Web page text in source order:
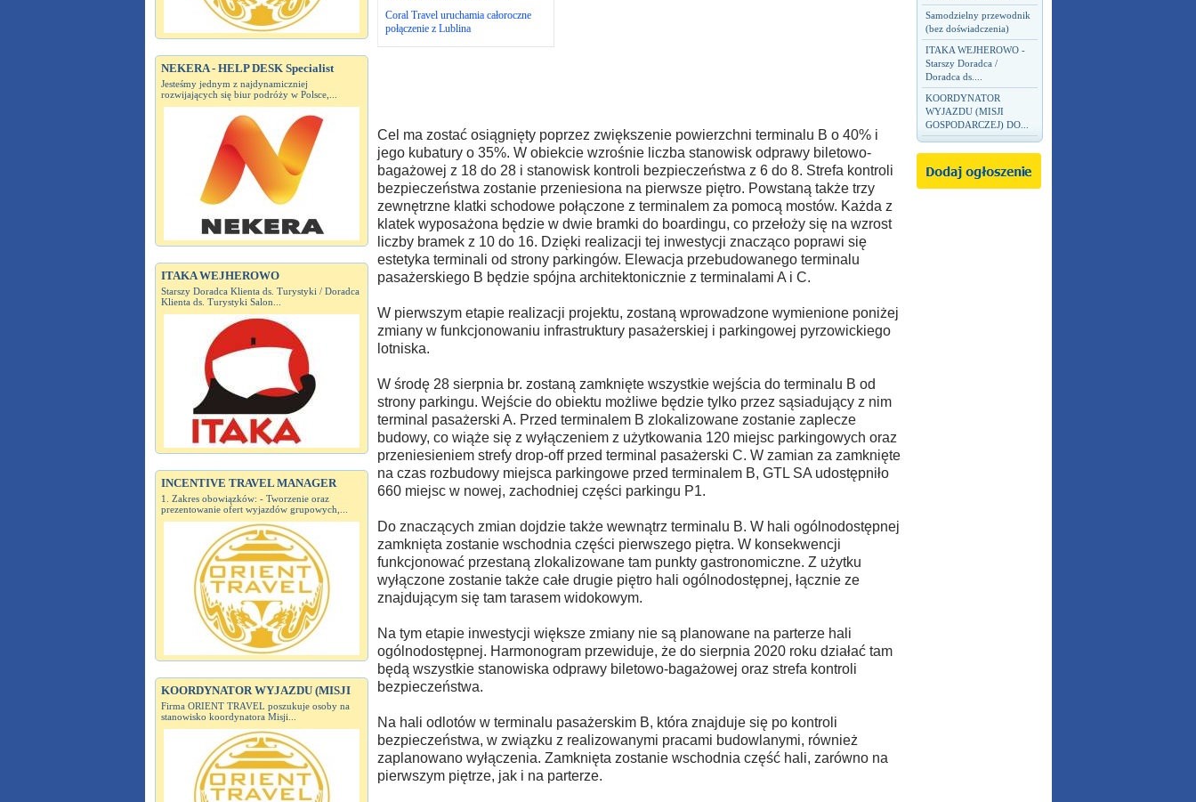
NEKERA - HELP DESK Specialist
Jesteśmy jednym z najdynamiczniej
rozwijających się biur podróży w Polsce,...
ITAKA WEJHEROWO
Starszy Doradca Klienta ds. Turystyki / Doradca
Klienta ds. Turystyki Salon...
INCENTIVE TRAVEL MANAGER
1. Zakres obowiązków: - Tworzenie oraz
prezentowanie ofert wyjazdów grupowych,...
KOORDYNATOR WYJAZDU (MISJI
Firma ORIENT TRAVEL poszukuje osoby na
stanowisko koordynatora Misji...
Samodzielny przewodnik
(bez doświadczenia)
ITAKA WEJHEROWO -
Starszy Doradca /
Doradca ds....
KOORDYNATOR
WYJAZDU (MISJI
GOSPODARCZEJ) DO...
Coral Travel uruchamia całoroczne
połączenie z Lublina
Cel ma zostać osiągnięty poprzez zwiększenie powierzchni terminalu B o 40% i
jego kubatury o 35%. W obiekcie wzrośnie liczba stanowisk odprawy biletowo-
bagażowej z 18 do 28 i stanowisk kontroli bezpieczeństwa z 6 do 8. Strefa kontroli
bezpieczeństwa zostanie przeniesiona na pierwsze piętro. Powstaną także trzy
zewnętrzne klatki schodowe połączone z terminalem za pomocą mostów. Każda z
klatek wyposażona będzie w dwie bramki do boardingu, co przełoży się na wzrost
liczby bramek z 10 do 16. Dzięki realizacji tej inwestycji znacząco poprawi się
estetyka terminali od strony parkingów. Elewacja przebudowanego terminalu
pasażerskiego B będzie spójna architektonicznie z terminalami A i C.
W pierwszym etapie realizacji projektu, zostaną wprowadzone wymienione poniżej
zmiany w funkcjonowaniu infrastruktury pasażerskiej i parkingowej pyrzowickiego
lotniska.
W środę 28 sierpnia br. zostaną zamknięte wszystkie wejścia do terminalu B od
strony parkingu. Wejście do obiektu możliwe będzie tylko przez sąsiadujący z nim
terminal pasażerski A. Przed terminalem B zlokalizowane zostanie zaplecze
budowy, co wiąże się z wyłączeniem z użytkowania 120 miejsc parkingowych oraz
przeniesieniem strefy drop-off przed terminal pasażerski C. W zamian za zamknięte
na czas rozbudowy miejsca parkingowe przed terminalem B, GTL SA udostępniło
660 miejsc w nowej, zachodniej części parkingu P1.
Do znaczących zmian dojdzie także wewnątrz terminalu B. W hali ogólnodostępnej
zamknięta zostanie wschodnia części pierwszego piętra. W konsekwencji
funkcjonować przestaną zlokalizowane tam punkty gastronomiczne. Z użytku
wyłączone zostanie także całe drugie piętro hali ogólnodostępnej, łącznie ze
znajdującym się tam tarasem widokowym.
Na tym etapie inwestycji większe zmiany nie są planowane na parterze hali
ogólnodostępnej. Harmonogram przewiduje, że do sierpnia 2020 roku działać tam
będą wszystkie stanowiska odprawy biletowo-bagażowej oraz strefa kontroli
bezpieczeństwa.
Na hali odlotów w terminalu pasażerskim B, która znajduje się po kontroli
bezpieczeństwa, w związku z realizowanymi pracami budowlanymi, również
zaplanowano wyłączenia. Zamknięta zostanie wschodnia część hali, zarówno na
pierwszym piętrze, jak i na parterze.